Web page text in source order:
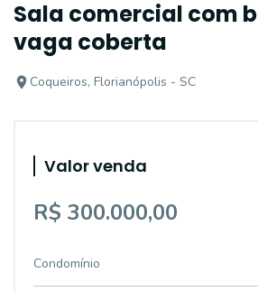
Sala comercial com
vaga coberta
Coqueiros, Florianópolis - SC
Valor venda
R$ 300.000,00
Condomínio